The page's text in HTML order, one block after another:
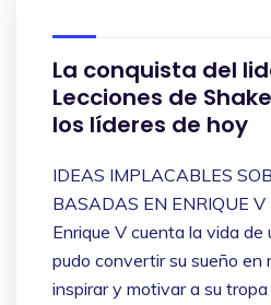
La conquista del
Lecciones de
los líderes de hoy
IDEAS IMPLACABLES
BASADAS EN ENRIQUE
Enrique V cuenta la vida de
pudo convertir su sueño en
inspirar y motivar a su